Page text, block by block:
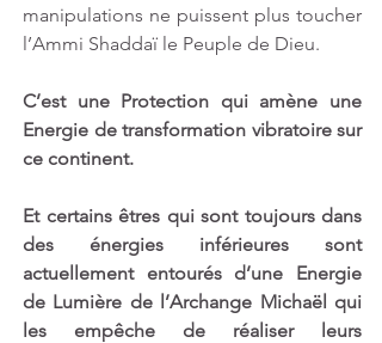
manipulations ne puissent plus toucher
l’Ammi Shaddaï le Peuple de Dieu.
C’est une Protection qui amène une
Energie de transformation vibratoire sur
ce continent.
Et certains êtres qui sont toujours dans
des énergies inférieures sont
actuellement entourés d’une Energie
de Lumière de l’Archange Michaël qui
les empêche de réaliser leurs